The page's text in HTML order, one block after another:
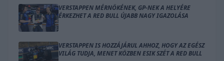
VERSTAPPEN MÉRNÖKÉNEK, GP-NEK A HELYÉRE
ÉRKEZHET A RED BULL ÚJABB NAGY IGAZOLÁSA
VERSTAPPEN IS HOZZÁJÁRUL AHHOZ, HOGY AZ EGÉSZ
VILÁG TUDJA, MENET KÖZBEN ESIK SZÉT A RED BULL